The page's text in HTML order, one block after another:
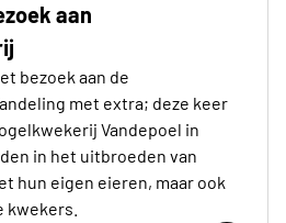
aan
bezoek aan de
met extra; deze keer
Vandepoel in
in het uitbroeden van
hun eigen eieren, maar ook
kwekers.